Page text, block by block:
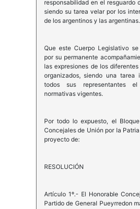
responsabilidad en el resguardo
siendo su tarea velar por los
de los argentinos y las argentinas.
Que este Cuerpo Legislativo
por su permanente
las expresiones de los
organizados, siendo una tarea
todos sus representantes
normativas vigentes.
Por todo lo expuesto, el
Concejales de Unión por la
proyecto de:
RESOLUCIÓN
Artículo 1º.- El Honorable
Partido de General Pueyrredon